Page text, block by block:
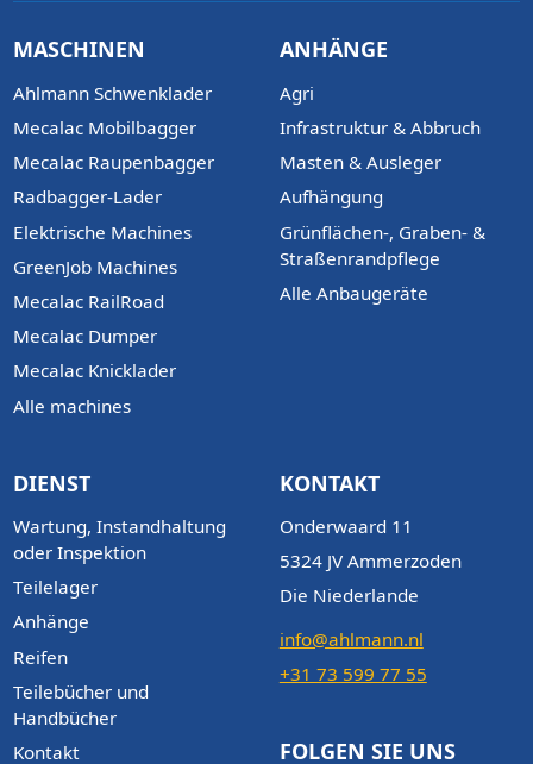
MASCHINEN
Ahlmann Schwenklader
Mecalac Mobilbagger
Mecalac Raupenbagger
Radbagger-Lader
Elektrische Machines
GreenJob Machines
Mecalac RailRoad
Mecalac Dumper
Mecalac Knicklader
Alle machines
ANHÄNGE
Agri
Infrastruktur & Abbruch
Masten & Ausleger
Aufhängung
Grünflächen-, Graben- &
Straßenrandpflege
Alle Anbaugeräte
DIENST
Wartung, Instandhaltung
oder Inspektion
Teilelager
Anhänge
Reifen
Teilebücher und
Handbücher
Kontakt
KONTAKT
Onderwaard 11
5324 JV Ammerzoden
Die Niederlande
info@ahlmann.nl
+31 73 599 77 55
FOLGEN SIE UNS